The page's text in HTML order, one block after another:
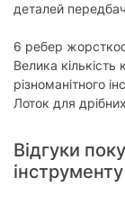
деталей
6 ребер
Велика кількість
різноманітного
Лоток для
Відгуки